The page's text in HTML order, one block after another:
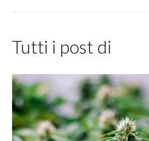
Tutti i post di